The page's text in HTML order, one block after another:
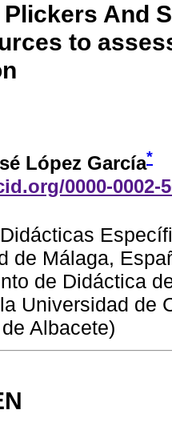
And
to
López García*
0000-0002-
de Málaga,
de Didáctica
Universidad de
Albacete)